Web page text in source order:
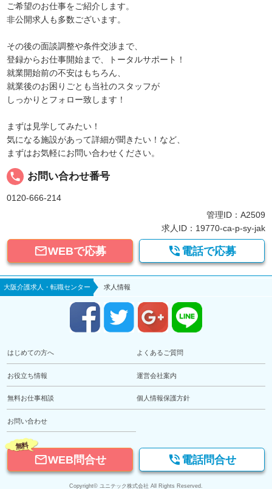
ご希望のお仕事をご紹介します。
非公開求人も多数ございます。
その後の面談調整や条件交渉まで、
登録からお仕事開始まで、トータルサポート！
就業開始前の不安はもちろん、
就業後のお困りごとも当社のスタッフが
しっかりとフォロー致します！
まずは見学してみたい！
気になる施設があって詳細が聞きたい！など、
まずはお気軽にお問い合わせください。
local_phone お問い合わせ番号
0120-666-214
管理ID：A2509
求人ID：19770-ca-p-sy-jak
WEBで応募  電話で応募
大阪介護求人・転職センター 求人情報
はじめての方へ よくあるご質問
お役立ち情報 運営会社案内
無料お仕事相談 個人情報保護方針
お問い合わせ
無料
WEB問合せ  電話問合せ
Copyright© ユニテック株式会社 All Rights Reserved.